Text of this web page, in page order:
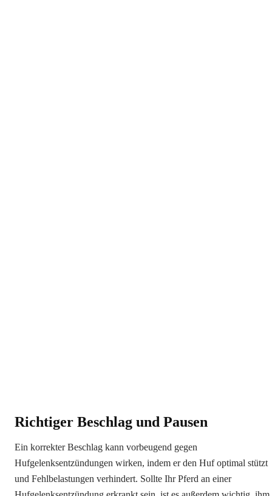
Richtiger Beschlag und Pausen
Ein korrekter Beschlag kann vorbeugend gegen
Hufgelenksentzündungen wirken, indem er den Huf optimal stützt
und Fehlbelastungen verhindert. Sollte Ihr Pferd an einer